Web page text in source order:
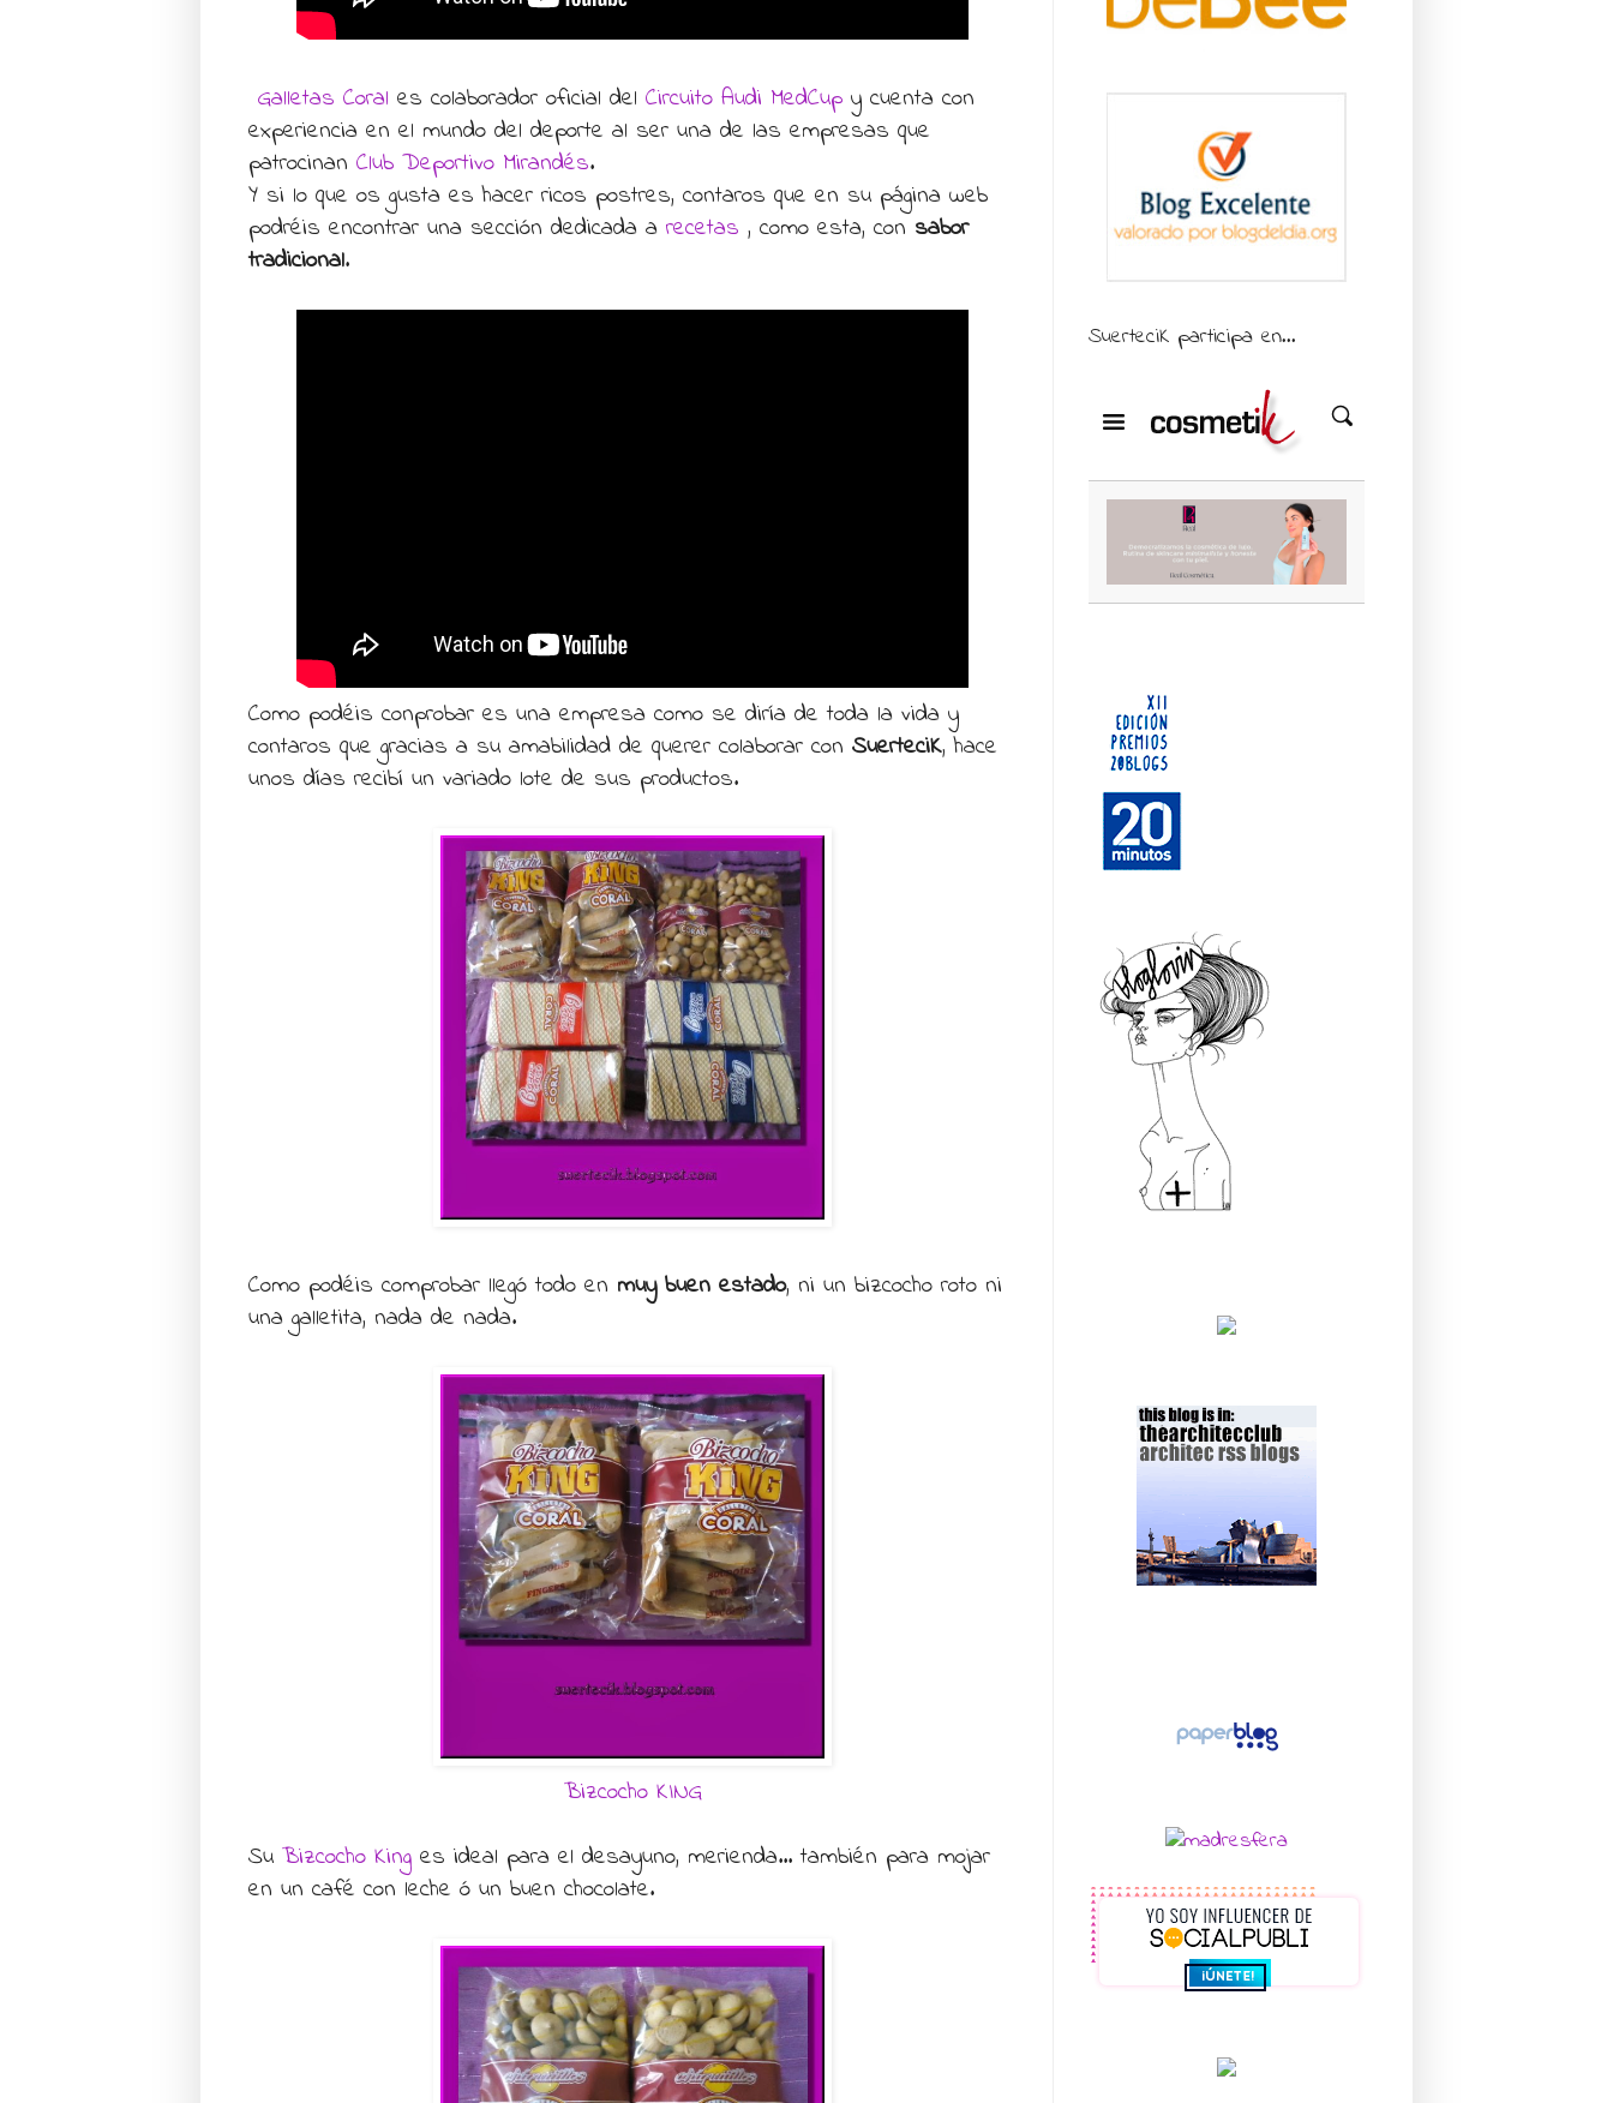
Galletas Coral es colaborador oficial del Circuito Audi MedCup y cuenta con
experiencia en el mundo del deporte al ser una de las empresas que
patrocinan Club Deportivo Mirandés.
Y si lo que os gusta es hacer ricos postres, contaros que en su página web
podréis encontrar una sección dedicada a recetas , como esta, con sabor
tradicional.
Como podéis conprobar es una empresa como se diría de toda la vida y
contaros que gracias a su amabilidad de querer colaborar con SuerteciK, hace
unos días recibí un variado lote de sus productos.
Como podéis comprobar llegó todo en muy buen estado, ni un bizcocho roto ni
una galletita, nada de nada.
Bizcocho KING
Su Bizcocho King es ideal para el desayuno, merienda... también para mojar
en un café con leche ó un buen chocolate.
SuerteciK participa en...